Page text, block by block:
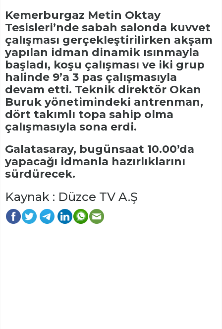
Kemerburgaz Metin Oktay
Tesisleri’nde sabah salonda kuvvet
çalışması gerçekleştirilirken akşam
yapılan idman dinamik ısınmayla
başladı, koşu çalışması ve iki grup
halinde 9’a 3 pas çalışmasıyla
devam etti. Teknik direktör Okan
Buruk yönetimindeki antrenman,
dört takımlı topa sahip olma
çalışmasıyla sona erdi.
Galatasaray, bugünsaat 10.00’da
yapacağı idmanla hazırlıklarını
sürdürecek.
Kaynak : Düzce TV A.Ş